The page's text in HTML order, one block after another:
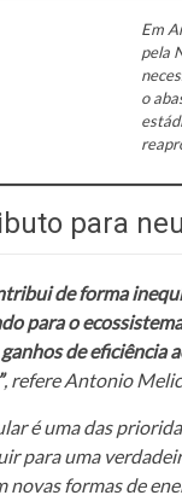
Em
pela
o
para
de forma
para o
de eficiência
, refere Antonio
é uma das
para uma
novas formas de